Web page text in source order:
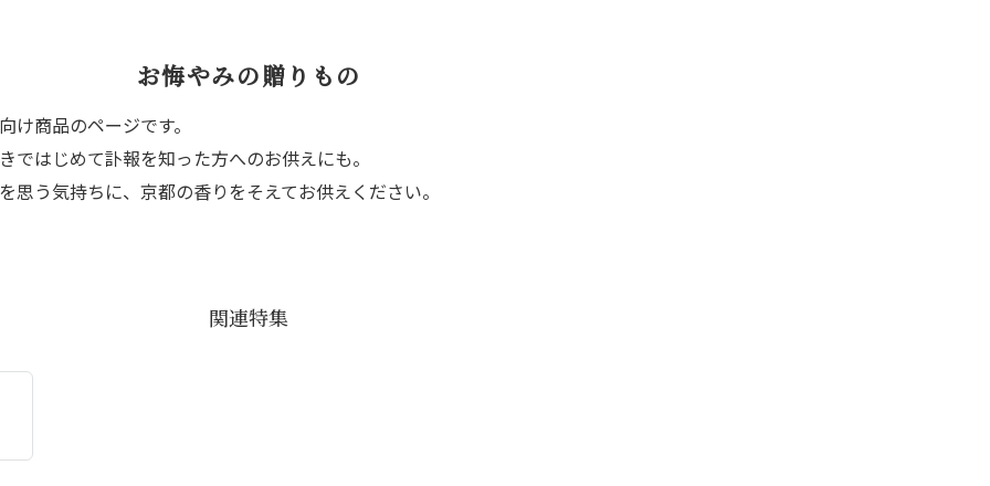
お悔やみの贈りもの
け商品のページです。
ではじめて訃報を知った方へのお供えにも。
思う気持ちに、京都の香りをそえてお供えください。
関連特集